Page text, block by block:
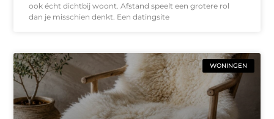
ook écht dichtbij woont. Afstand speelt een grotere rol
dan je misschien denkt. Een datingsite
WONINGEN